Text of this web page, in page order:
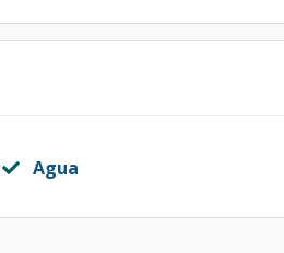
Agua